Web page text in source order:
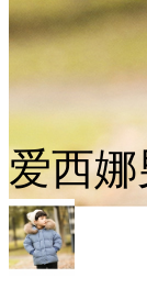
爱西